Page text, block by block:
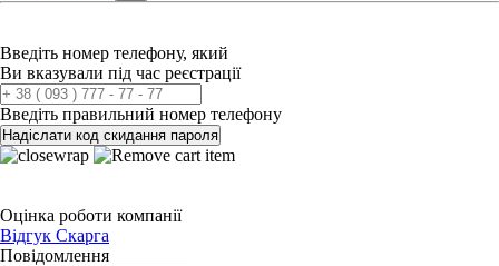
Введіть номер телефону, який
Ви вказували під час реєстрації
Введіть правильний номер телефону
Надіслати код скидання пароля
Оцінка роботи компанії
Відгук Скарга
Повідомлення